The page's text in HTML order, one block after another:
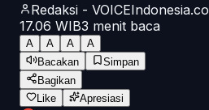
Redaksi - VOICEIndonesia.co
17.06 WIB3 menit baca
A A A
A
Bacakan
Simpan
Bagikan
Like
Apresiasi